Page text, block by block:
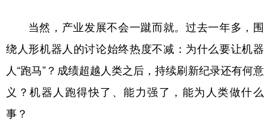
当然，产业发展不会一蹴而就。过去一年多，围
绕人形机器人的讨论始终热度不减：为什么要让机器
人“跑马”？成绩超越人类之后，持续刷新纪录还有何意
义？机器人跑得快了、能力强了，能为人类做什么
事？